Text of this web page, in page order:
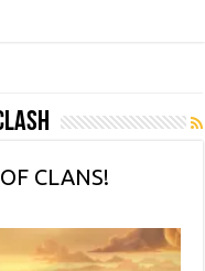
CLANS!